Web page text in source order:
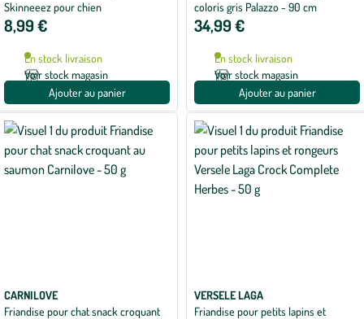
Skinneeez pour chien
8,99 €
En stock livraison
Voir stock magasin
Ajouter au panier
coloris gris Palazzo - 90 cm
34,99 €
En stock livraison
Voir stock magasin
Ajouter au panier
CARNILOVE
Friandise pour chat snack croquant
VERSELE LAGA
Friandise pour petits lapins et